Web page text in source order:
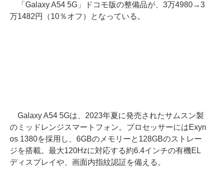
「Galaxy A54 5G」ドコモ版の整備品が、3万4980→3
万1482円（10％オフ）となっている。
Galaxy A54 5Gは、2023年夏に発売されたサムスン製
のミッドレンジスマートフォン。プロセッサーにはExyn
os 1380を採用し、6GBのメモリーと128GBのストレー
ジを搭載。最大120Hzに対応する約6.4インチの有機EL
ディスプレイや、画面内指紋認証を備える。